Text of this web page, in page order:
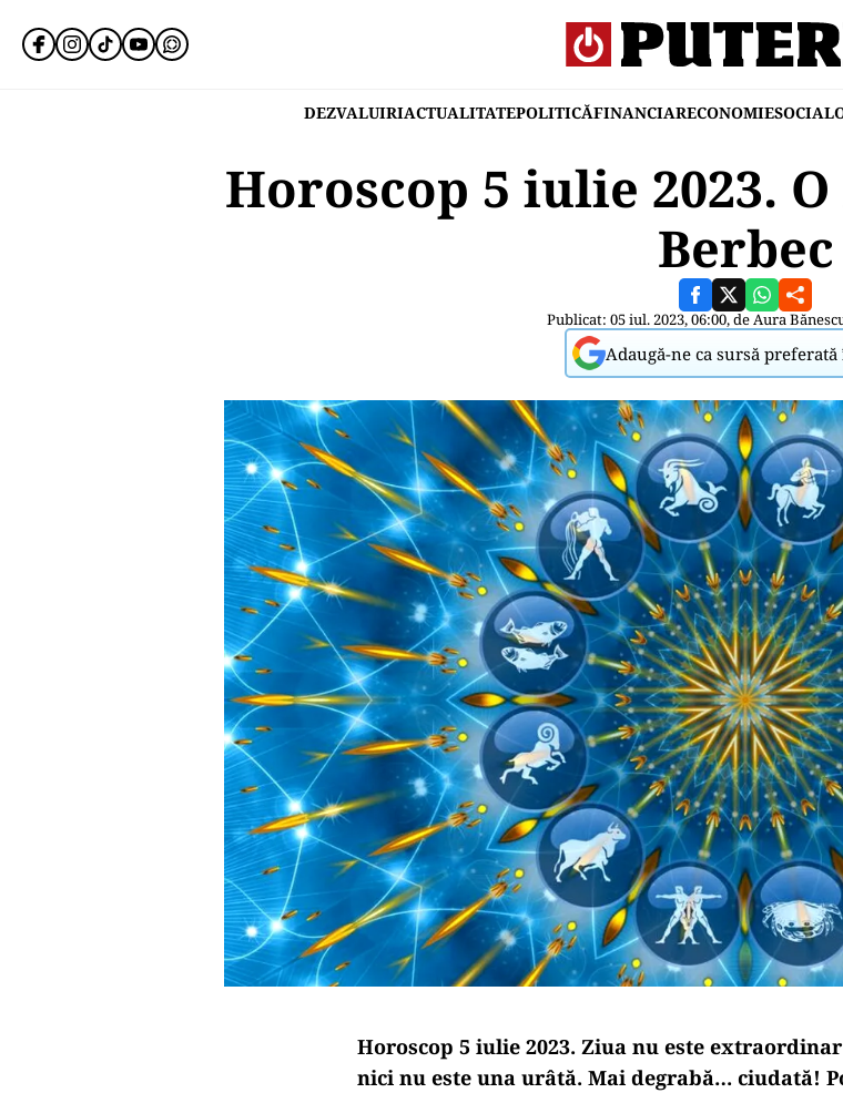
DEZVALUIRIACTUALITATEPOLITICĂFINANCIARECONOMIESOCIAL
Horoscop 5 iulie 2023.
Berbec
Publicat: 05 iul. 2023, 06:00, deAura
Adaugă-ne ca sursă
Horoscop 5 iulie 2023. Ziua nu este
nici nu este una urâtă. Mai degrabă… ciudată!